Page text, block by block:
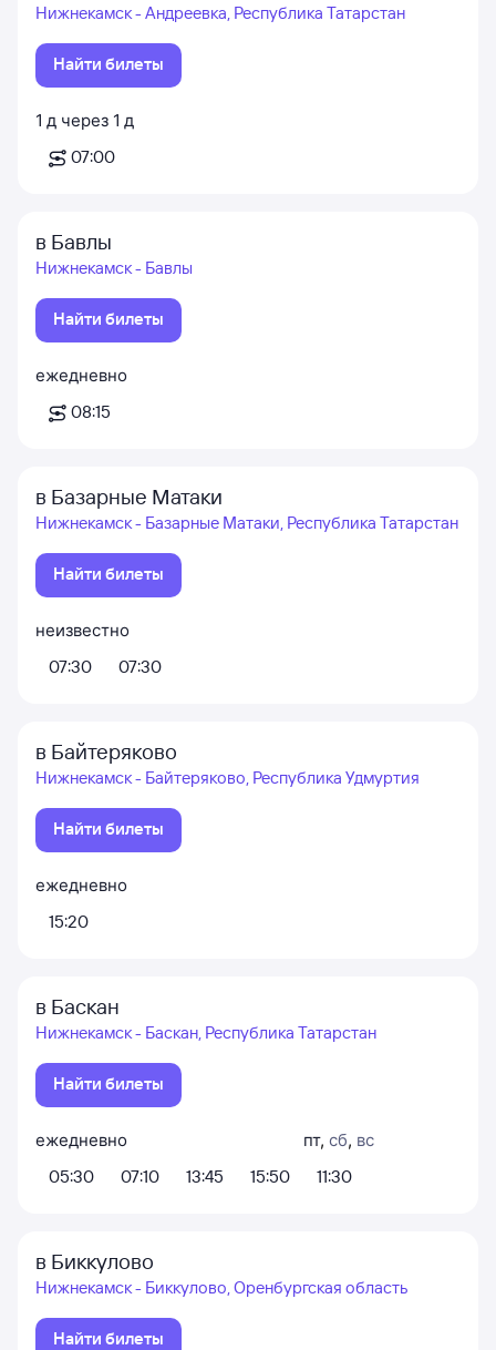
Нижнекамск - Андреевка, Республика Татарстан
Найти билеты
1 д через 1 д
07:00
в Бавлы
Нижнекамск - Бавлы
Найти билеты
ежедневно
08:15
в Базарные Матаки
Нижнекамск - Базарные Матаки, Республика Татарстан
Найти билеты
неизвестно
07:30
07:30
в Байтеряково
Нижнекамск - Байтеряково, Республика Удмуртия
Найти билеты
ежедневно
15:20
в Баскан
Нижнекамск - Баскан, Республика Татарстан
Найти билеты
ежедневно
05:30
07:10 13:45 15:50
пт, сб, вс
11:30
в Биккулово
Нижнекамск - Биккулово, Оренбургская область
Найти билеты